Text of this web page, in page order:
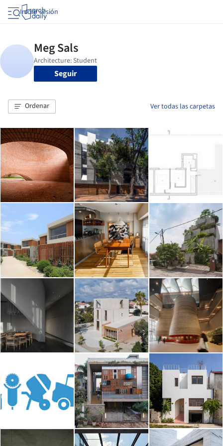
Iniciar sesión
Seguir
Ordenar Ver todas las carpetas